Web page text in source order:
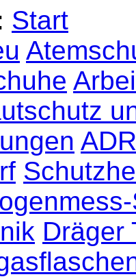
Start
Dräger